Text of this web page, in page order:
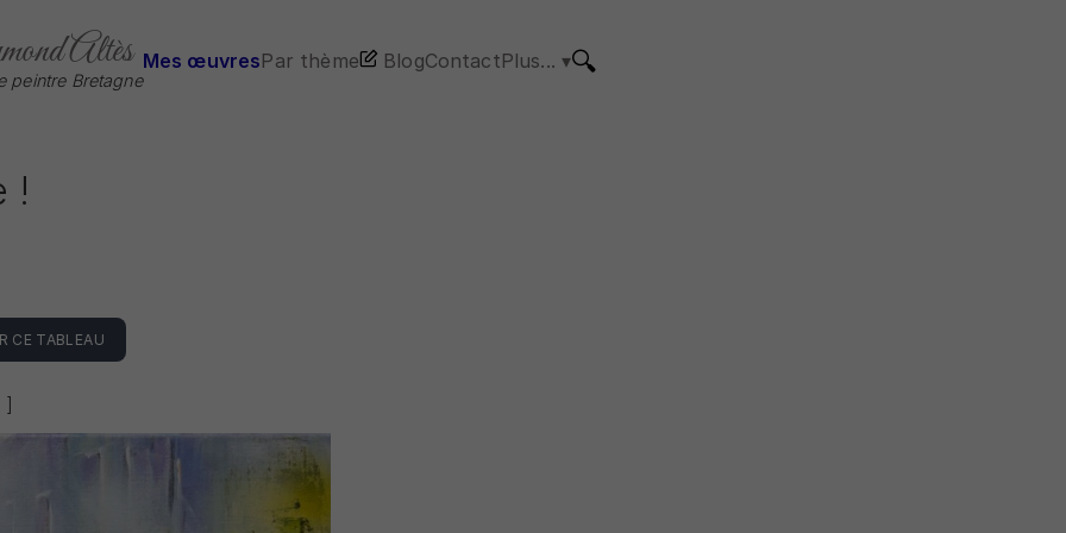
Altès
peintre Bretagne
Mes œuvresPar thème BlogContactPlus... ▾🔍
!
CE TABLEAU
]